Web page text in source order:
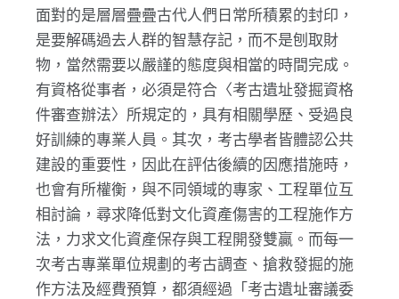
面對的是層層疊疊古代人們日常所積累的封印，
是要解碼過去人群的智慧存記，而不是刨取財
物，當然需要以嚴謹的態度與相當的時間完成。
有資格從事者，必須是符合〈考古遺址發掘資格
件審查辦法〉所規定的，具有相關學歷、受過良
好訓練的專業人員。其次，考古學者皆體認公共
建設的重要性，因此在評估後續的因應措施時，
也會有所權衡，與不同領域的專家、工程單位互
相討論，尋求降低對文化資產傷害的工程施作方
法，力求文化資產保存與工程開發雙贏。而每一
次考古專業單位規劃的考古調查、搶救發掘的施
作方法及經費預算，都須經過「考古遺址審議委